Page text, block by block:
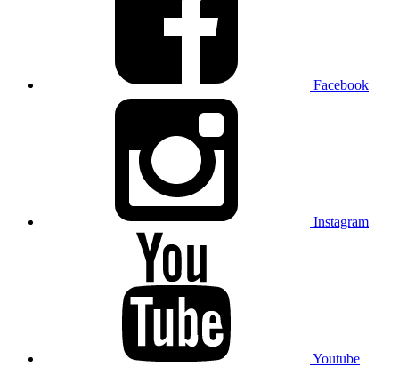
Facebook
Instagram
Youtube